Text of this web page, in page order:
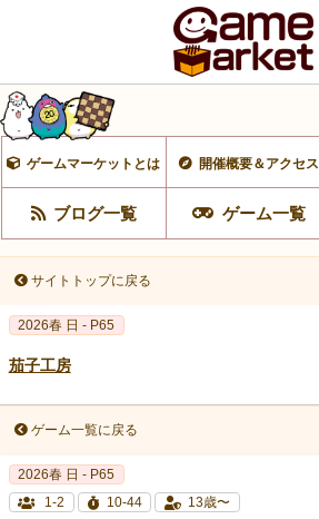
ゲームマーケットとは 開催概要＆アクセス
ブログ一覧 ゲーム一覧
サイトトップに戻る
2026春 日 - P65
茄子工房
ゲーム一覧に戻る
2026春 日 - P65
1-2
10-44 13歳〜